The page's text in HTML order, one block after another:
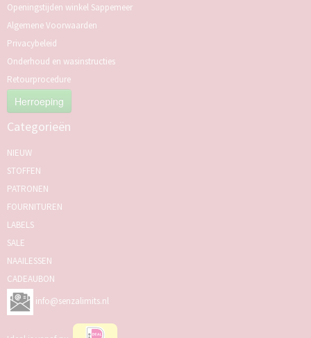
Openingstijden winkel Sappemeer
Algemene Voorwaarden
Privacybeleid
Onderhoud en wasinstructies
Retourprocedure
Herroeping
Categorieën
NIEUW
STOFFEN
PATRONEN
FOURNITUREN
LABELS
SALE
NAAILESSEN
CADEAUBON
info@senzalimits.nl